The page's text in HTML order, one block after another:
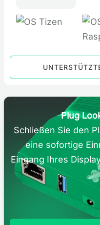
Plug
Schließen Sie den
eine sofortige
Eingang Ihres